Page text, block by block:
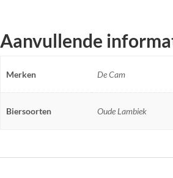
Aanvullende
Merken De Cam
Biersoorten Oude Lambiek